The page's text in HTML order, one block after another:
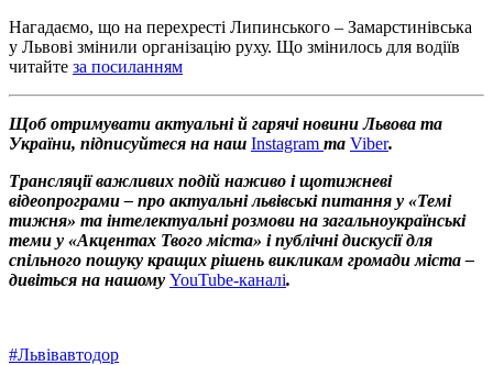
Нагадаємо, що на перехресті Липинського – Замарстинівська
у Львові змінили організацію руху. Що змінилось для водіїв
читайте за посиланням
Щоб отримувати актуальні й гарячі новини Львова та
України, підписуйтеся на наш Instagram та Viber.
Трансляції важливих подій наживо і щотижневі
відеопрограми – про актуальні львівські питання у «Темі
тижня» та інтелектуальні розмови на загальноукраїнські
теми у «Акцентах Твого міста» і публічні дискусії для
спільного пошуку кращих рішень викликам громади міста –
дивіться на нашому YouTube-каналі.
#Львівавтодор